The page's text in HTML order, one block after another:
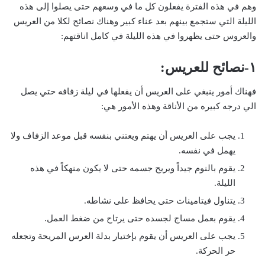
وهم في هذه الفترة يفعلون كل ما في وسعهم حتى يصلوا إلى هذه
الليلة التي ستجمع بينهم بعد عناء كبير وهناك نصائح لكلا من العريس
والعروس حتى يظهروا في هذه الليلة في كامل اناقتهم:
١-نصائح للعريس:
فهناك أمور ينبغي على العريس أن يفعلها في ليلة زفافه حتي يصل
الي درجه كبيره من الأناقة وهذه الأمور هي:
يجب على العريس أن يهتم ويعتني بنفسه قبل موعد الزفاف ولا
يهمل في نفسه.
يقوم بالنوم جيداً ويريح جسمه حتى لا يكون منهكاً في هذه
الليلة.
يتناول فيتامينات حتى يحافظ على نشاطه.
يقوم بعمل مساج لجسده حتى يرتاح من ضغط العمل.
يجب على العريس أن يقوم بإختيار بدلة العرس المريحة وتجعله
حر الحركة.